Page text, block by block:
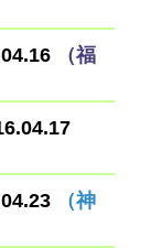
（福
（神